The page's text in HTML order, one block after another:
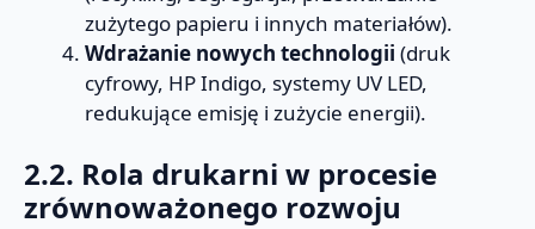
zużytego papieru i innych materiałów).
Wdrażanie nowych technologii (druk
cyfrowy, HP Indigo, systemy UV LED,
redukujące emisję i zużycie energii).
2.2. Rola drukarni w procesie
zrównoważonego rozwoju